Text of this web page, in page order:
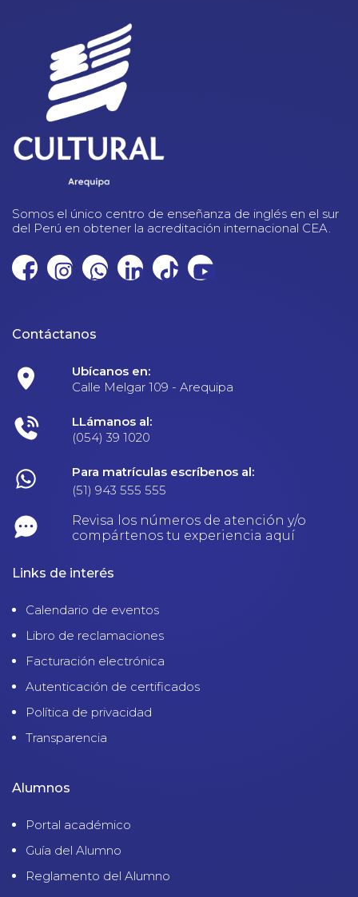
Somos el único centro de enseñanza de inglés en el sur
del Perú en obtener la acreditación internacional CEA.
Contáctanos
Ubícanos en:
Calle Melgar 109 - Arequipa
LLámanos al:
(054) 39 1020
Para matrículas escríbenos al:
(51) 943 555 555
Revisa los números de atención y/o
compártenos tu experiencia aquí
Links de interés
Calendario de eventos
Libro de reclamaciones
Facturación electrónica
Autenticación de certificados
Política de privacidad
Transparencia
Alumnos
Portal académico
Guía del Alumno
Reglamento del Alumno